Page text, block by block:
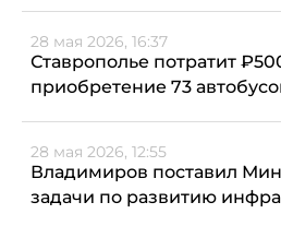
28 мая 2026, 16:37
Ставрополье потратит
приобретение 73
28 мая 2026, 12:55
Владимиров поставил
задачи по развитию